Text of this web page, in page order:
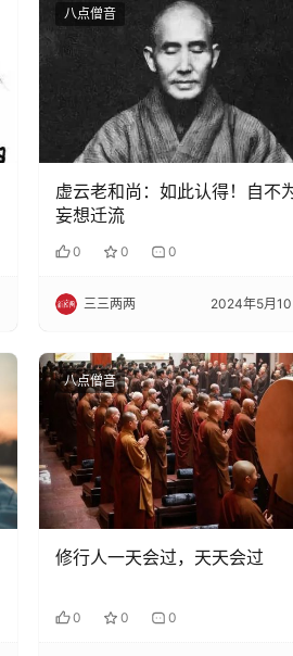
八点僧音
虚云老和尚：如此认得！自不
妄想迁流
0 0 0
三三两两 2024年5月
八点僧音
修行人一天会过，天天会过
0 0 0